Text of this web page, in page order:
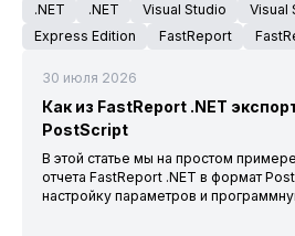
.NET .NET Visual Studio Visual
Express Edition
FastReport
30 июля 2026
Как из FastReport .NET
PostScript
В этой статье мы на простом
отчета FastReport .NET в формат
настройку параметров и